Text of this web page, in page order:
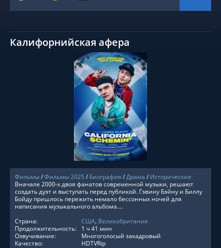
Калифорнийская афера
СМОТРЕТЬ ОНЛАЙН
Фильмы/Фильмы 2025 / Биография /Драма / Исторические
Вначале 2000-х двоя фанатов современной музыки, решают
создать дуэт и выступать перед публикой. Гэвину Бэйну и Биллу
Бойду пришлось пережить немало бессонных ночей для
написания музыкального альбома....
Страна:
США, Великобритания
Продолжительность:
1 ч 41 мин
Озвучивание:
Многоголосый закадровый
Качество:
HDTVRip